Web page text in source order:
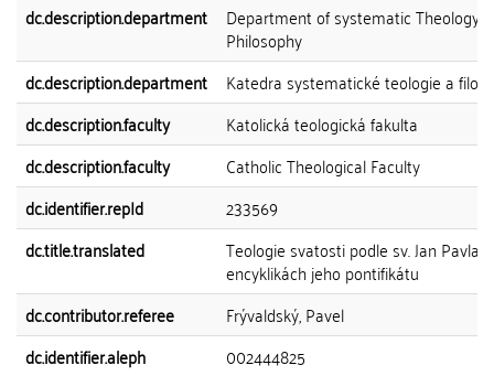
dc.description.department
Department of systematic Theology
Philosophy
dc.description.department
Katedra systematické teologie a
dc.description.faculty
Katolická teologická fakulta
dc.description.faculty
Catholic Theological Faculty
dc.identifier.repId
233569
dc.title.translated
Teologie svatosti podle sv. Jan Pavla
encyklikách jeho pontifikátu
dc.contributor.referee
Frývaldský, Pavel
dc.identifier.aleph
002444825